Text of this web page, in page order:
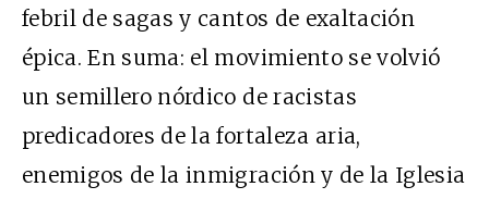
febril de sagas y cantos de exaltación
épica. En suma: el movimiento se volvió
un semillero nórdico de racistas
predicadores de la fortaleza aria,
enemigos de la inmigración y de la Iglesia